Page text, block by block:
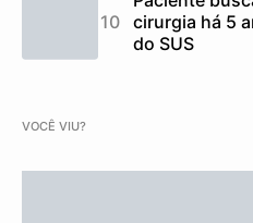
cirurgia há 5
do SUS
VOCÊ VIU?